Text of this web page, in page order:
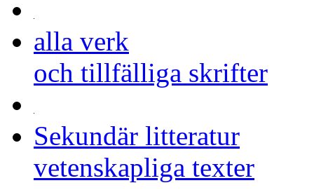
alla verk
och tillfälliga skrifter
Sekundär litteratur
vetenskapliga texter